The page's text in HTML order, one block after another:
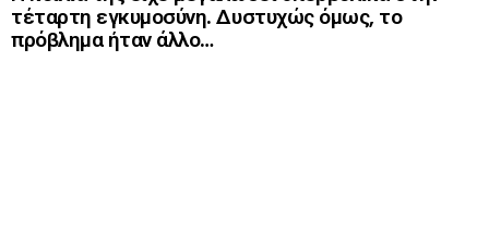
τέταρτη εγκυμοσύνη. Δυστυχώς όμως, το
πρόβλημα ήταν άλλο…